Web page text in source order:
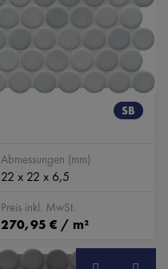
SB
Abmessungen (mm)
22 x 22 x 6,5
Preis inkl. MwSt.
270,95 € / m²